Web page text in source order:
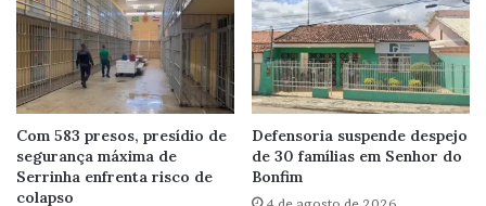
Com 583 presos, presídio de
segurança máxima de
Serrinha enfrenta risco de
colapso
Defensoria suspende despejo
de 30 famílias em Senhor do
Bonfim